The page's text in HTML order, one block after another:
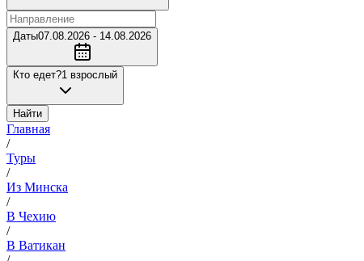
Даты07.08.2026 - 14.08.2026
Кто едет?1 взрослый
Найти
Главная
/
Туры
/
Из Минска
/
В Чехию
/
В Ватикан